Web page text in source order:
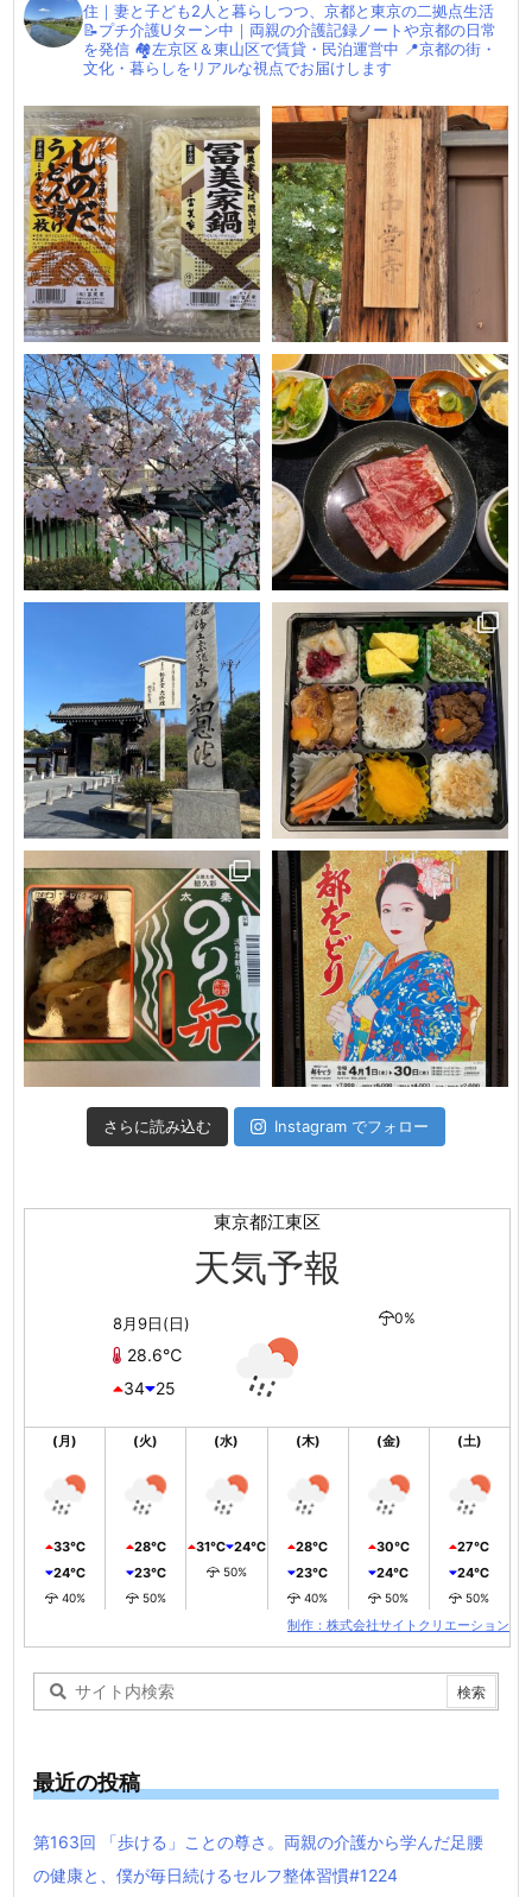
住｜妻と子ども2人と暮らしつつ、京都と東京の二拠点生活
📝プチ介護Uターン中｜両親の介護記録ノートや京都の日常
を発信 🏘左京区＆東山区で賃貸・民泊運営中 📍京都の街・
文化・暮らしをリアルな視点でお届けします
さらに読み込む Instagram でフォロー
東京都江東区
天気予報
8月9日(日)
28.6℃
34 25
0%
(月)
33℃
24℃
40%
(火)
28℃
23℃
50%
(水)
31℃ 24℃
50%
(木)
28℃
23℃
40%
(金)
30℃
24℃
50%
(土)
27℃
24℃
50%
制作：株式会社サイトクリエーション
最近の投稿
第163回 「歩ける」ことの尊さ。両親の介護から学んだ足腰
の健康と、僕が毎日続けるセルフ整体習慣#1224